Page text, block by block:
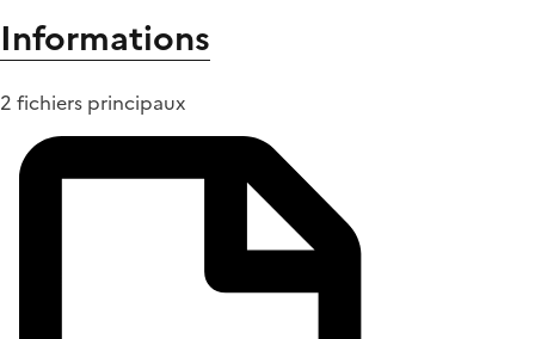
Informations
2 fichiers principaux